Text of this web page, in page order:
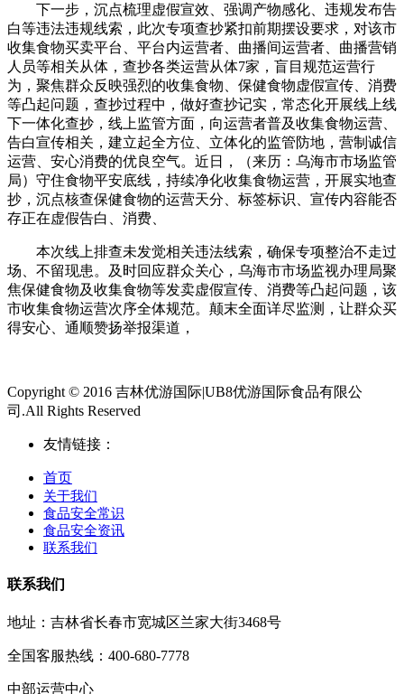
下一步，沉点梳理虚假宣效、强调产物感化、违规发布告
白等违法违规线索，此次专项查抄紧扣前期摆设要求，对该市
收集食物买卖平台、平台内运营者、曲播间运营者、曲播营销
人员等相关从体，查抄各类运营从体7家，盲目规范运营行
为，聚焦群众反映强烈的收集食物、保健食物虚假宣传、消费
等凸起问题，查抄过程中，做好查抄记实，常态化开展线上线
下一体化查抄，线上监管方面，向运营者普及收集食物运营、
告白宣传相关，建立起全方位、立体化的监管防地，营制诚信
运营、安心消费的优良空气。近日，（来历：乌海市市场监管
局）守住食物平安底线，持续净化收集食物运营，开展实地查
抄，沉点核查保健食物的运营天分、标签标识、宣传内容能否
存正在虚假告白、消费、
本次线上排查未发觉相关违法线索，确保专项整治不走过
场、不留现患。及时回应群众关心，乌海市市场监视办理局聚
焦保健食物及收集食物等发卖虚假宣传、消费等凸起问题，该
市收集食物运营次序全体规范。颠末全面详尽监测，让群众买
得安心、通顺赞扬举报渠道，
Copyright © 2016 吉林优游国际|UB8优游国际食品有限公
司.All Rights Reserved
友情链接：
首页
关于我们
食品安全常识
食品安全资讯
联系我们
联系我们
地址：吉林省长春市宽城区兰家大街3468号
全国客服热线：400-680-7778
中部运营中心